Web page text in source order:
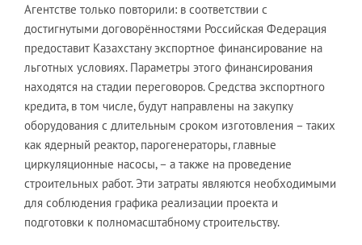
Агентстве только повторили: в соответствии с
достигнутыми договорённостями Российская Федерация
предоставит Казахстану экспортное финансирование на
льготных условиях. Параметры этого финансирования
находятся на стадии переговоров. Средства экспортного
кредита, в том числе, будут направлены на закупку
оборудования с длительным сроком изготовления – таких
как ядерный реактор, парогенераторы, главные
циркуляционные насосы, – а также на проведение
строительных работ. Эти затраты являются необходимыми
для соблюдения графика реализации проекта и
подготовки к полномасштабному строительству.